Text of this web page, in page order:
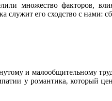
множество факторов,
служит его сходство с нами:
и малообщительному
у романтика, который